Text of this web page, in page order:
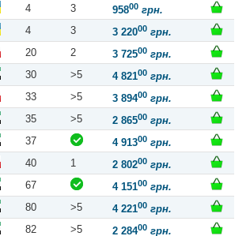
4 3 95800 грн.
4 3 3 22000 грн.
20 2 3 72500 грн.
30 >5 4 82100 грн.
33 >5 3 89400 грн.
35 >5 2 86500 грн.
37 4 91300 грн.
40 1 2 80200 грн.
67 4 15100 грн.
80 >5 4 22100 грн.
82 >5 2 28400 грн.